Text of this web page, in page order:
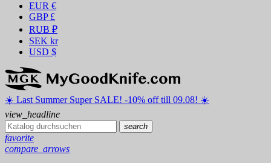
EUR €
GBP £
RUB ₽
SEK kr
USD $
☀️ ️Last Summer Super SALE! -10% off till 09.08! ☀️
view_headline
search
favorite
compare_arrows